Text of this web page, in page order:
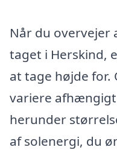
Når du overvejer
taget i Herskind,
at tage højde for.
variere
herunder
af solenergi, du